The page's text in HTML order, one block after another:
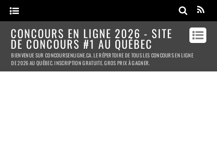
CONCOURS EN LIGNE 2026 - SITE
DE CONCOURS #1 AU QUÉBEC
BIENVENUE SUR CONCOURSENLIGNE.CA. LE RÉPERTOIRE DE TOUS LES CONCOURS EN LIGNE
DE 2026 AU QUÉBEC. INSCRIPTION GRATUITE. GROS PRIX À GAGNER.